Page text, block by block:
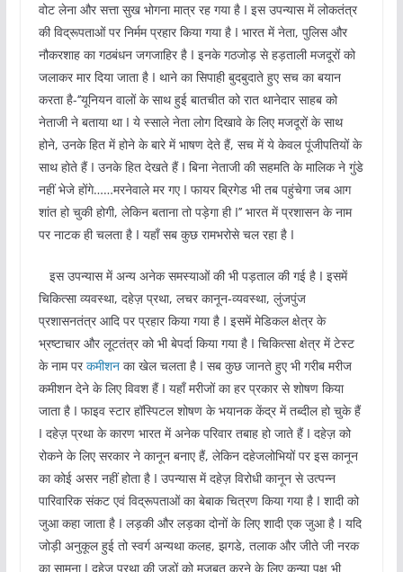
वोट लेना और सत्ता सुख भोगना मात्र रह गया है I इस उपन्यास में लोकतंत्र
की विद्रूपताओं पर निर्मम प्रहार किया गया है I भारत में नेता, पुलिस और
नौकरशाह का गठबंधन जगजाहिर है I इनके गठजोड़ से हड़ताली मजदूरों को
जलाकर मार दिया जाता है I थाने का सिपाही बुदबुदाते हुए सच का बयान
करता है-‘’यूनियन वालों के साथ हुई बातचीत को रात थानेदार साहब को
नेताजी ने बताया था I ये स्साले नेता लोग दिखावे के लिए मजदूरों के साथ
होने, उनके हित में होने के बारे में भाषण देते हैं, सच में ये केवल पूंजीपतियों के
साथ होते हैं I उनके हित देखते हैं I बिना नेताजी की सहमति के मालिक ने गुंडे
नहीं भेजे होंगे……मरनेवाले मर गए I फायर ब्रिगेड भी तब पहुंचेगा जब आग
शांत हो चुकी होगी, लेकिन बताना तो पड़ेगा ही I’’ भारत में प्रशासन के नाम
पर नाटक ही चलता है I यहाँ सब कुछ रामभरोसे चल रहा है I
इस उपन्यास में अन्य अनेक समस्याओं की भी पड़ताल की गई है I इसमें
चिकित्सा व्यवस्था, दहेज़ प्रथा, लचर कानून-व्यवस्था, लुंजपुंज
प्रशासनतंत्र आदि पर प्रहार किया गया है I इसमें मेडिकल क्षेत्र के
भ्रष्टाचार और लूटतंत्र को भी बेपर्दा किया गया है I चिकित्सा क्षेत्र में टेस्ट
के नाम परकमीशनका खेल चलता है I सब कुछ जानते हुए भी गरीब मरीज
कमीशन देने के लिए विवश हैं I यहाँ मरीजों का हर प्रकार से शोषण किया
जाता है I फाइव स्टार हॉस्पिटल शोषण के भयानक केंद्र में तब्दील हो चुके हैं
I दहेज़ प्रथा के कारण भारत में अनेक परिवार तबाह हो जाते हैं I दहेज़ को
रोकने के लिए सरकार ने कानून बनाए हैं, लेकिन दहेजलोभियों पर इस कानून
का कोई असर नहीं होता है I उपन्यास में दहेज़ विरोधी कानून से उत्पन्न
पारिवारिक संकट एवं विद्रूपताओं का बेबाक चित्रण किया गया है I शादी को
जुआ कहा जाता है I लड़की और लड़का दोनों के लिए शादी एक जुआ है I यदि
जोड़ी अनुकूल हुई तो स्वर्ग अन्यथा कलह, झगडे, तलाक और जीते जी नरक
का सामना I दहेज़ प्रथा की जड़ों को मजबूत करने के लिए कन्या पक्ष भी